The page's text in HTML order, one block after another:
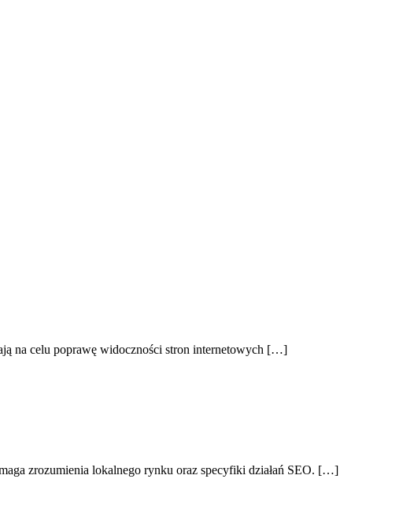
na celu poprawę widoczności stron internetowych […]
zrozumienia lokalnego rynku oraz specyfiki działań SEO. […]